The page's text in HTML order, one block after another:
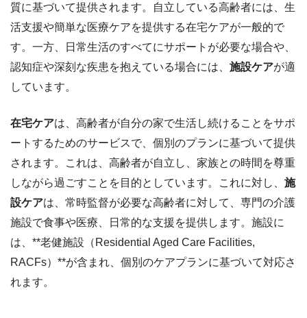
質に基づいて提供されます。自立している高齢者には、生
活支援や簡単な医療ケアを提供する在宅ケアが一般的で
す。一方、日常生活のすべてにサポートが必要な場合や、
認知症や深刻な疾患を抱えている場合には、 施設ケアが適
しています。
在宅ケアは、高齢者が自分の家で生活し続けることをサポ
ートするためのサービスで、個別のプランに基づいて提供
されます。これは、高齢者が自立し、家族との時間を尊重
しながら過ごすことを目的としています。これに対し、 施
設ケアは、常時監督が必要な高齢者に対して、専門の介護
施設で食事や医療、日常的な支援を提供します。施設に
は、**老健施設（Residential Aged Care Facilities,
RACFs）**が含まれ、個別のケアプランに基づいて対応さ
れます。